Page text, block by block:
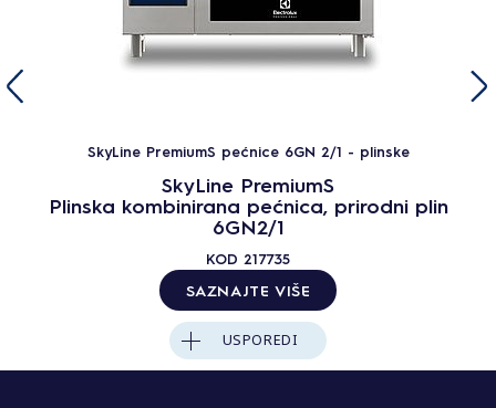
SkyLine PremiumS pećnice 6GN 2/1 - plinske
SkyLine PremiumS
Plinska kombinirana pećnica, prirodni plin
6GN2/1
KOD 217735
SAZNAJTE VIŠE
USPOREDI